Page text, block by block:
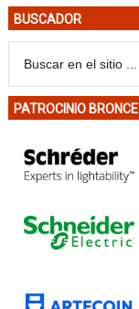
BUSCADOR
PATROCINIO BRONCE